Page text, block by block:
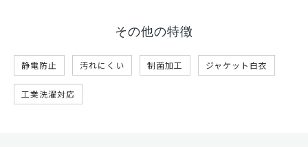
その他の特徴
静電防止 汚れにくい 制菌加工 ジャケット白衣
工業洗濯対応